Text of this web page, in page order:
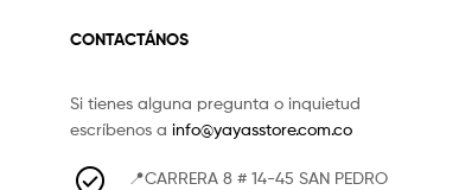
CONTACTÁNOS
Si tienes alguna pregunta o inquietud
escríbenos a info@yayasstore.com.co
📍CARRERA 8 # 14-45 SAN PEDRO